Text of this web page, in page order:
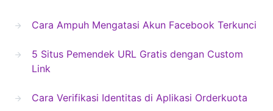
Cara Ampuh Mengatasi Akun Facebook Terkunci
5 Situs Pemendek URL Gratis dengan Custom
Link
Cara Verifikasi Identitas di Aplikasi Orderkuota